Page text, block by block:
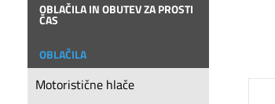
OBLAČILA IN OBUTEV ZA PROSTI
ČAS
OBLAČILA
Motoristične hlače